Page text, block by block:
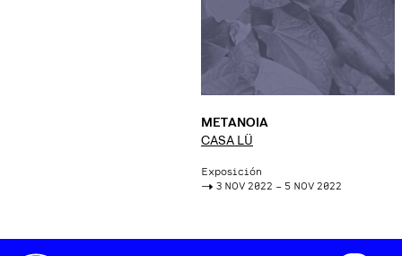
METANOIA
CASA LÜ
Exposición
-> 3 NOV 2022 – 5 NOV 2022